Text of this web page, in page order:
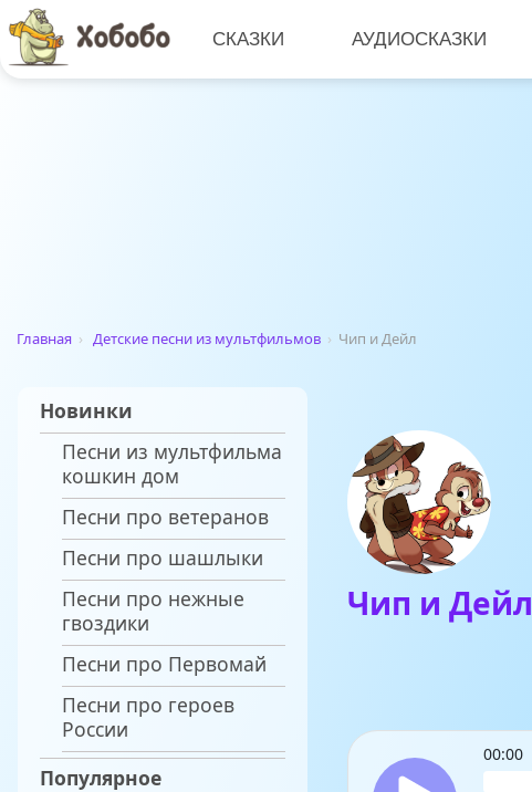
СКАЗКИ АУДИОСКАЗКИ
Главная › Детские песни из мультфильмов › Чип и Дейл
Новинки
Песни из мультфильма
кошкин дом
Песни про ветеранов
Песни про шашлыки
Песни про нежные
гвоздики
Песни про Первомай
Песни про героев
России
Популярное
Чип и Дейл
00:00